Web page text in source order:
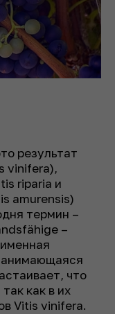
результат
vinifera),
riparia и
amurensis)
термин –
–
что
как в их
Vitis vinifera.